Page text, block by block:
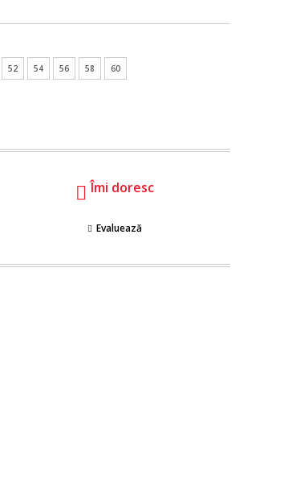
52 54 56 58 60
Îmi doresc
Evaluează